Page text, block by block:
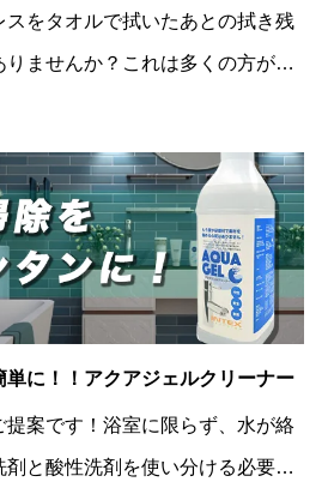
スをタオルで拭いたあとの拭き残
りませんか？これは多くの方が抱
業効率にも大きく関
単に！！アクアジェルクリーナー
案です！浴室に限らず、水が絡
と酸性洗剤を使い分ける必要が